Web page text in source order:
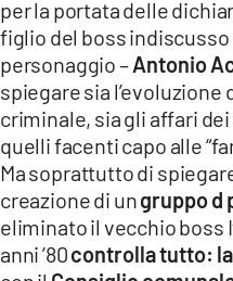
ANDROID
APPLE
per la portata delle
figlio del boss indiscusso
personaggio –Antonio
spiegare sia
criminale, sia gli affari
quelli facenti capo alle
Ma soprattutto di
creazione di ungruppo d
eliminato il vecchio boss
anni ’80controlla tutto: